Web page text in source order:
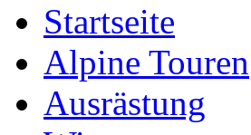
Startseite
Alpine Touren
Ausrästung